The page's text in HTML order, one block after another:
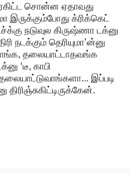
சொன்ன ஏதாவது
இருக்கும்போது க்ரிக்கெட்
நடுவுல கிருஷ்ணா டக்னு
நடக்கும் தெரியுமா’ன்னு
தலையாட்டாதவங்க
‘டீ, காபி
இப்படி